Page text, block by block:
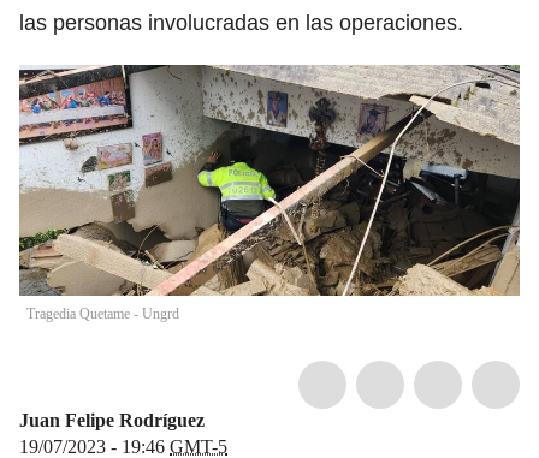
las personas involucradas en las operaciones.
Tragedia Quetame - Ungrd
Juan Felipe Rodríguez
19/07/2023 - 19:46 GMT-5